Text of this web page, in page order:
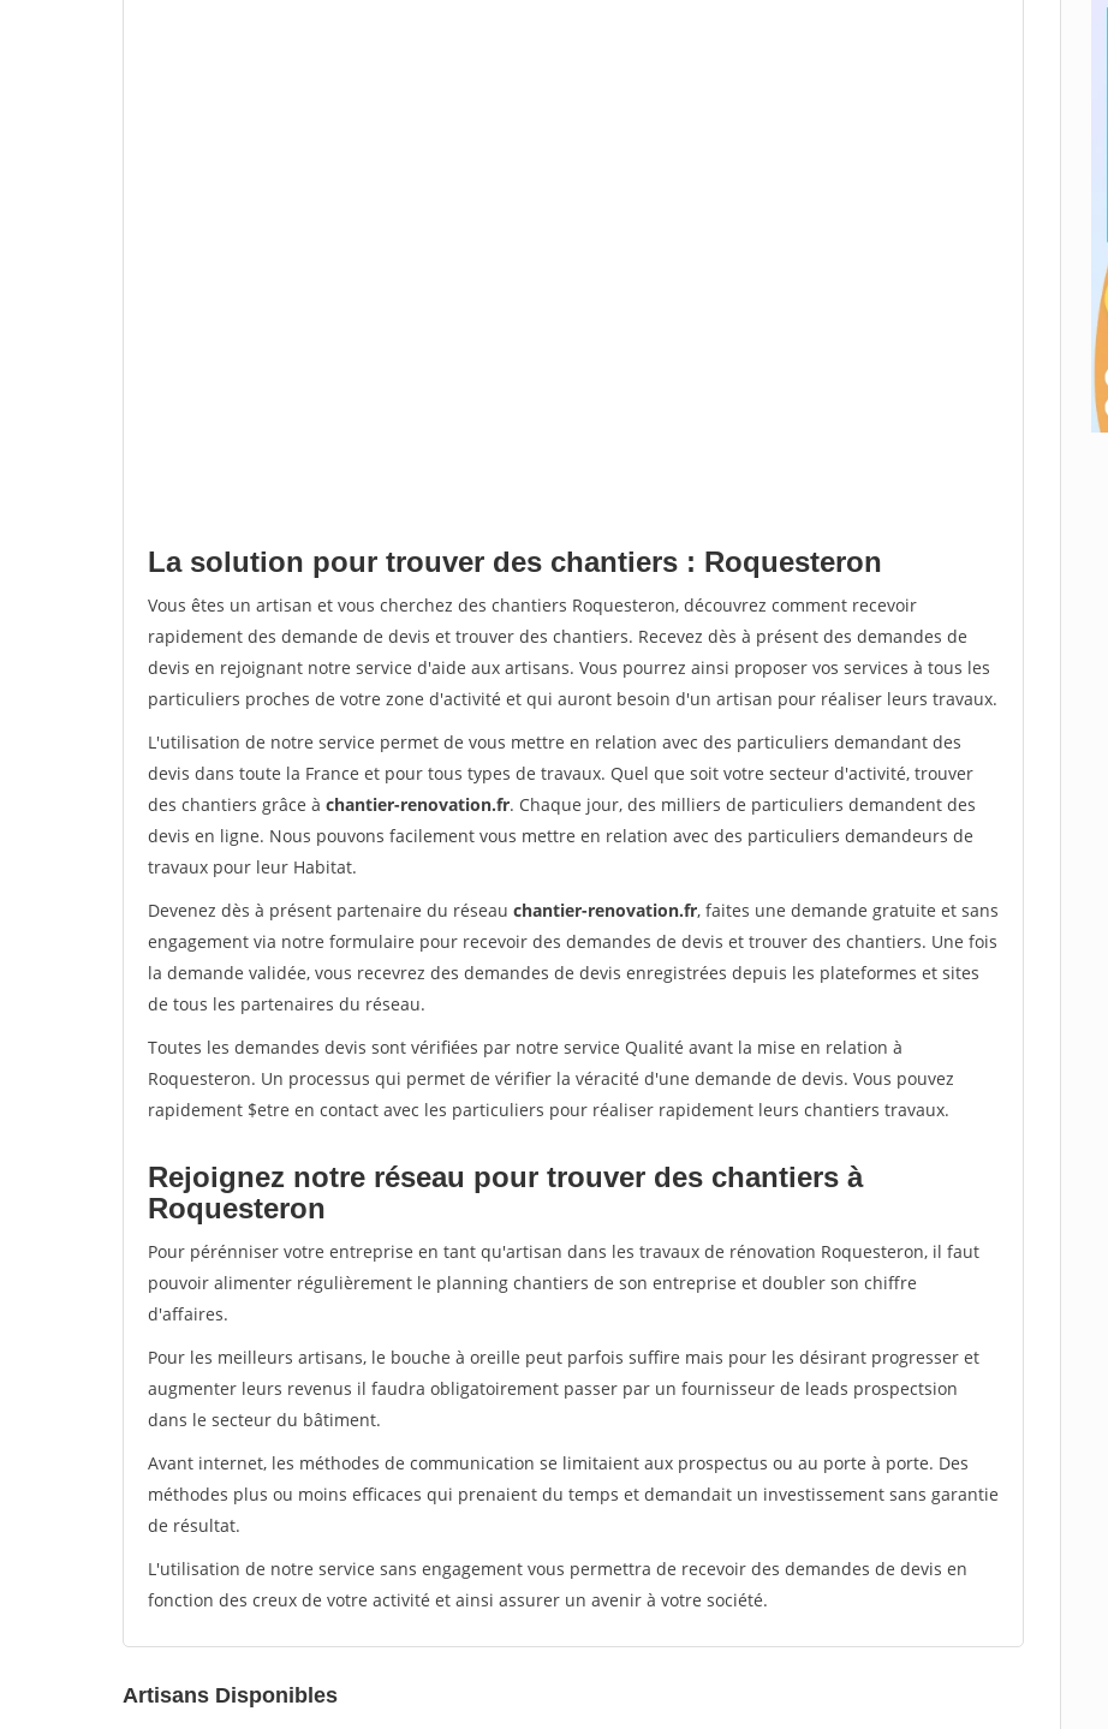
La solution pour trouver des chantiers : Roquesteron
Vous êtes un artisan et vous cherchez des chantiers Roquesteron, découvrez comment recevoir
rapidement des demande de devis et trouver des chantiers. Recevez dès à présent des demandes de
devis en rejoignant notre service d'aide aux artisans. Vous pourrez ainsi proposer vos services à tous les
particuliers proches de votre zone d'activité et qui auront besoin d'un artisan pour réaliser leurs travaux.
L'utilisation de notre service permet de vous mettre en relation avec des particuliers demandant des
devis dans toute la France et pour tous types de travaux. Quel que soit votre secteur d'activité, trouver
des chantiers grâce à chantier-renovation.fr. Chaque jour, des milliers de particuliers demandent des
devis en ligne. Nous pouvons facilement vous mettre en relation avec des particuliers demandeurs de
travaux pour leur Habitat.
Devenez dès à présent partenaire du réseau chantier-renovation.fr, faites une demande gratuite et sans
engagement via notre formulaire pour recevoir des demandes de devis et trouver des chantiers. Une fois
la demande validée, vous recevrez des demandes de devis enregistrées depuis les plateformes et sites
de tous les partenaires du réseau.
Toutes les demandes devis sont vérifiées par notre service Qualité avant la mise en relation à
Roquesteron. Un processus qui permet de vérifier la véracité d'une demande de devis. Vous pouvez
rapidement $etre en contact avec les particuliers pour réaliser rapidement leurs chantiers travaux.
Rejoignez notre réseau pour trouver des chantiers à
Roquesteron
Pour pérénniser votre entreprise en tant qu'artisan dans les travaux de rénovation Roquesteron, il faut
pouvoir alimenter régulièrement le planning chantiers de son entreprise et doubler son chiffre
d'affaires.
Pour les meilleurs artisans, le bouche à oreille peut parfois suffire mais pour les désirant progresser et
augmenter leurs revenus il faudra obligatoirement passer par un fournisseur de leads prospectsion
dans le secteur du bâtiment.
Avant internet, les méthodes de communication se limitaient aux prospectus ou au porte à porte. Des
méthodes plus ou moins efficaces qui prenaient du temps et demandait un investissement sans garantie
de résultat.
L'utilisation de notre service sans engagement vous permettra de recevoir des demandes de devis en
fonction des creux de votre activité et ainsi assurer un avenir à votre société.
Artisans Disponibles